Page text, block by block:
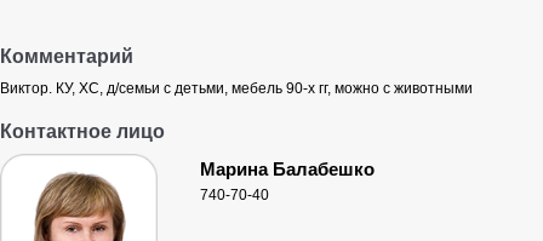
Комментарий
Виктор. КУ, ХС, д/семьи с детьми, мебель 90-х гг, можно с животными
Контактное лицо
Марина Балабешко
740-70-40